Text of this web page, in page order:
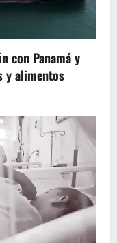
con Panamá y
y alimentos